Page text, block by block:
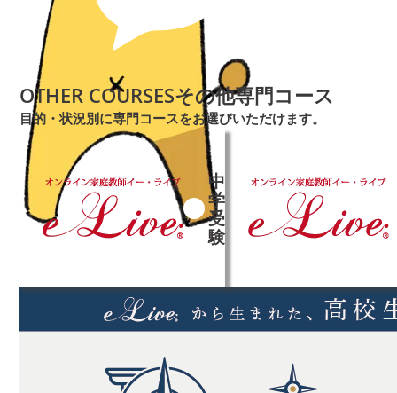
OTHER COURSESその他専門コース
目的・状況別に専門コースをお選びいただけます。
中
学
受
験
➜➜